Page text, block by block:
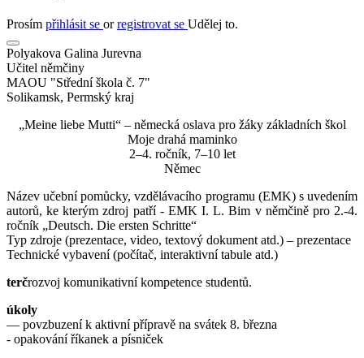
Prosím přihlásit se orregistrovat se Udělej to.
Polyakova Galina Jurevna
Učitel němčiny
MAOU "Střední škola č. 7"
Solikamsk, Permský kraj
„Meine liebe Mutti“ – německá oslava pro žáky základních škol
Moje drahá maminko
2–4. ročník, 7–10 let
Němec
Název učební pomůcky, vzdělávacího programu (EMK) s uvedením
autorů, ke kterým zdroj patří - EMK I. L. Bim v němčině pro 2.-4.
ročník „Deutsch. Die ersten Schritte“
Typ zdroje (prezentace, video, textový dokument atd.) – prezentace
Technické vybavení (počítač, interaktivní tabule atd.)
terčrozvoj komunikativní kompetence studentů.
úkoly
— povzbuzení k aktivní přípravě na svátek 8. března
- opakování říkanek a písniček